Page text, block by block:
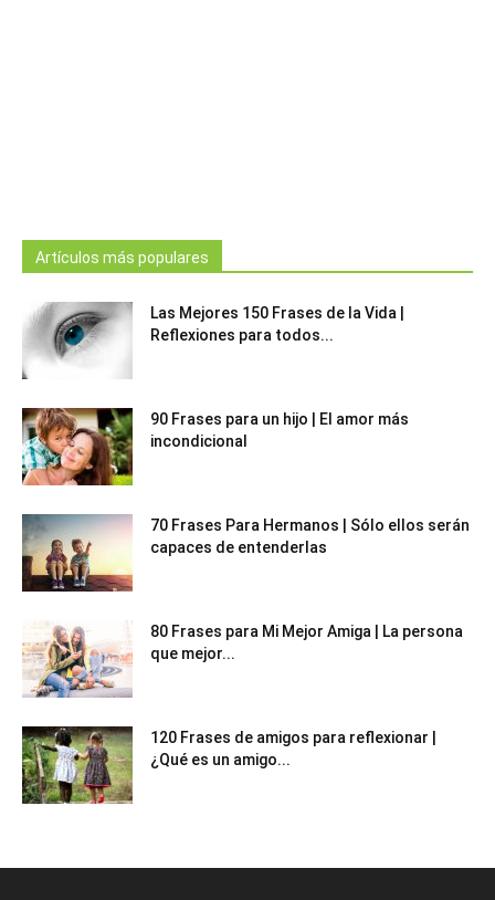
Artículos más populares
Las Mejores 150 Frases de la Vida |
Reflexiones para todos...
90 Frases para un hijo | El amor más
incondicional
70 Frases Para Hermanos | Sólo ellos serán
capaces de entenderlas
80 Frases para Mi Mejor Amiga | La persona
que mejor...
120 Frases de amigos para reflexionar |
¿Qué es un amigo...